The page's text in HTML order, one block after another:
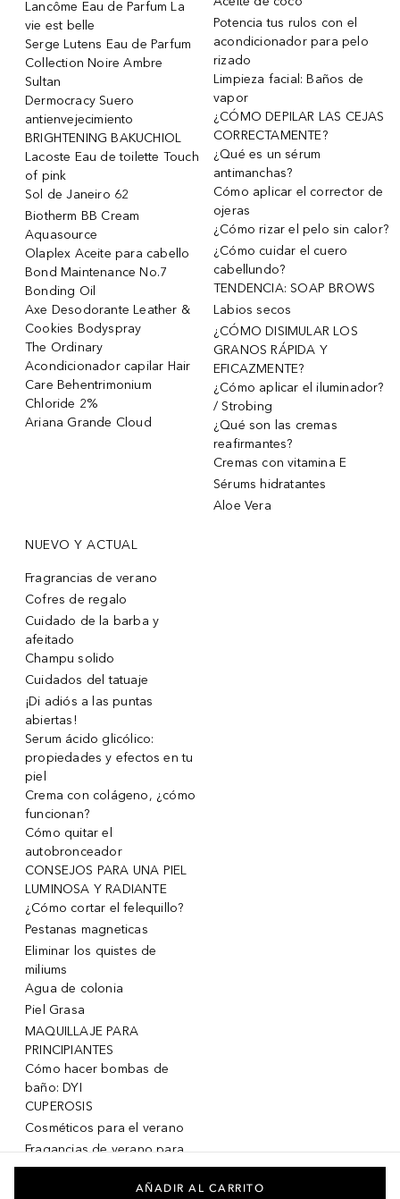
Lancôme Eau de Parfum La
vie est belle
Serge Lutens Eau de Parfum
Collection Noire Ambre
Sultan
Dermocracy Suero
antienvejecimiento
BRIGHTENING BAKUCHIOL
Lacoste Eau de toilette Touch
of pink
Sol de Janeiro 62
Biotherm BB Cream
Aquasource
Olaplex Aceite para cabello
Bond Maintenance No.7
Bonding Oil
Axe Desodorante Leather &
Cookies Bodyspray
The Ordinary
Acondicionador capilar Hair
Care Behentrimonium
Chloride 2%
Ariana Grande Cloud
Potencia tus rulos con el
acondicionador para pelo
rizado
Limpieza facial: Baños de
vapor
¿CÓMO DEPILAR LAS CEJAS
CORRECTAMENTE?
¿Qué es un sérum
antimanchas?
Cómo aplicar el corrector de
ojeras
¿Cómo rizar el pelo sin calor?
¿Cómo cuidar el cuero
cabellundo?
TENDENCIA: SOAP BROWS
Labios secos
¿CÓMO DISIMULAR LOS
GRANOS RÁPIDA Y
EFICAZMENTE?
¿Cómo aplicar el iluminador?
/ Strobing
¿Qué son las cremas
reafirmantes?
Cremas con vitamina E
Sérums hidratantes
Aloe Vera
NUEVO Y ACTUAL
Fragrancias de verano
Cofres de regalo
Cuidado de la barba y
afeitado
Champu solido
Cuidados del tatuaje
¡Di adiós a las puntas
abiertas!
Serum ácido glicólico:
propiedades y efectos en tu
piel
Crema con colágeno, ¿cómo
funcionan?
Cómo quitar el
autobronceador
CONSEJOS PARA UNA PIEL
LUMINOSA Y RADIANTE
¿Cómo cortar el felequillo?
Pestanas magneticas
Eliminar los quistes de
miliums
Agua de colonia
Piel Grasa
MAQUILLAJE PARA
PRINCIPIANTES
Cómo hacer bombas de
baño: DYI
CUPEROSIS
Cosméticos para el verano
Fragancias de verano para
mujeres
Fragancias de verano paraAÑADIR AL CARRITO